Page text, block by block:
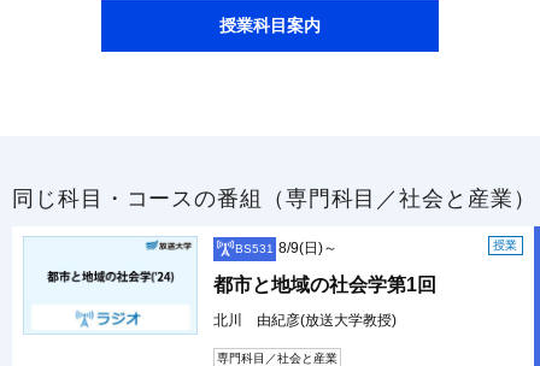
授業科目案内
同じ科目・コースの番組（専門科目／社会と産業）
BS531 授業
8/9(日)～
都市と地域の社会学第1回
北川 由紀彦(放送大学教授)
専門科目／社会と産業